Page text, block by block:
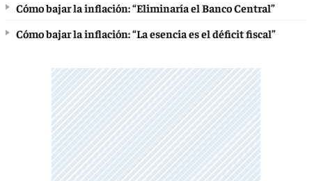
Cómo bajar la inflación: “Eliminaría el Banco Central”
Cómo bajar la inflación: “La esencia es el déficit fiscal”